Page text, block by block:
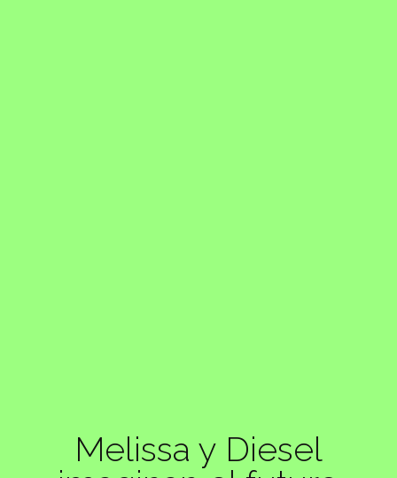
Melissa y Diesel